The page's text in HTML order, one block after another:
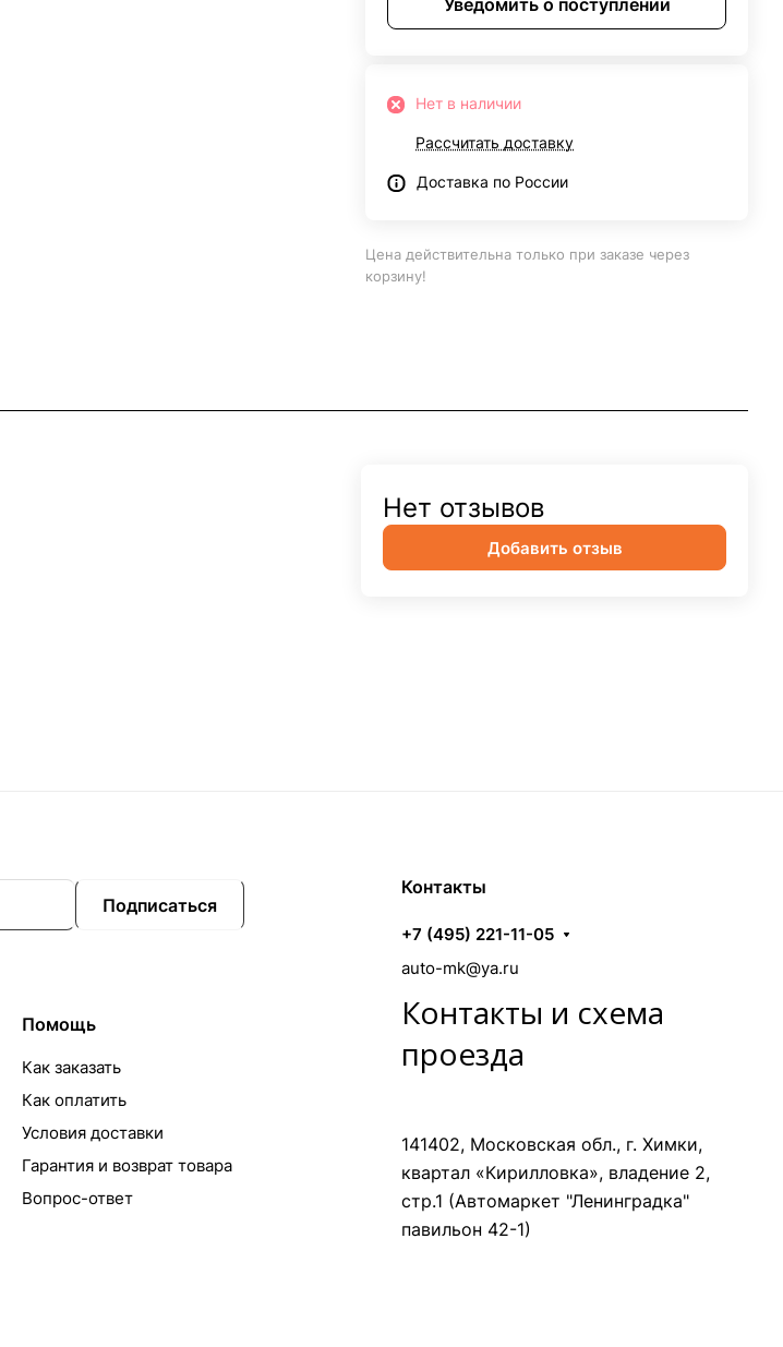
Нет в наличии
Рассчитать доставку
Доставка по России
Цена действительна только при заказе через
корзину!
Нет отзывов
Добавить отзыв
Подписаться
Помощь
Как заказать
Как оплатить
Условия доставки
Гарантия и возврат товара
Вопрос-ответ
Контакты
+7 (495) 221-11-05
auto-mk@ya.ru
Контакты и схема
проезда
141402, Московская обл., г. Химки,
квартал «Кирилловка», владение 2,
стр.1 (Автомаркет "Ленинградка"
павильон 42-1)